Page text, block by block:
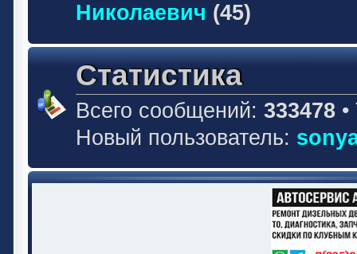
Николаевич (45)
Статистика
Всего сообщений: 333478
Новый пользователь: